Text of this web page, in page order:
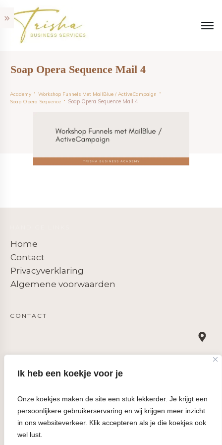
Ik heb een koekje voor je
Onze koekjes maken de site een stuk lekkerder. Je krijgt een
persoonlijkere gebruikerservaring en wij krijgen meer inzicht
in ons websiteverkeer. Klik accepteren als je die koekjes ook
wel lust.
Soap Opera Sequence Mail 4
Academy
Workshop Funnels Met MailBlue / ActiveCampaign
Soap Opera Sequence
Soap Opera Sequence Mail 4
Home
Contact
Privacyverklaring
Algemene voorwaarden
CONTACT
Oost Voorstraat 84, 3262 JH Oud-Beijerland
info@trisha.nl
KVK 24437518
BTW NL 001 848 130 B75